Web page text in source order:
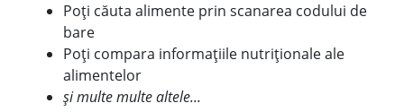
Poți căuta alimente prin scanarea codului de
bare
Poți compara informațiile nutriționale ale
alimentelor
și multe multe altele...